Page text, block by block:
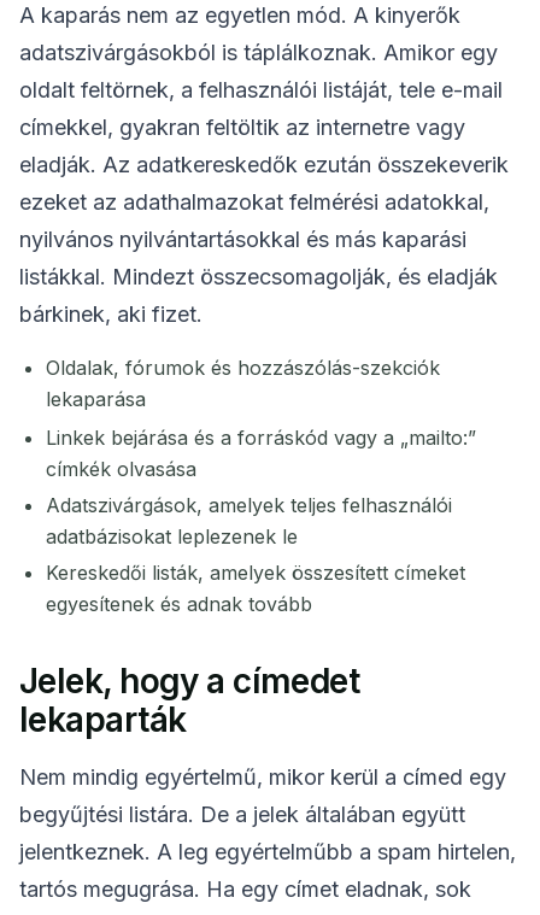
A kaparás nem az egyetlen mód. A kinyerők
adatszivárgásokból is táplálkoznak. Amikor egy
oldalt feltörnek, a felhasználói listáját, tele e-mail
címekkel, gyakran feltöltik az internetre vagy
eladják. Az adatkereskedők ezután összekeverik
ezeket az adathalmazokat felmérési adatokkal,
nyilvános nyilvántartásokkal és más kaparási
listákkal. Mindezt összecsomagolják, és eladják
bárkinek, aki fizet.
Oldalak, fórumok és hozzászólás-szekciók
lekaparása
Linkek bejárása és a forráskód vagy a „mailto:”
címkék olvasása
Adatszivárgások, amelyek teljes felhasználói
adatbázisokat leplezenek le
Kereskedői listák, amelyek összesített címeket
egyesítenek és adnak tovább
Jelek, hogy a címedet
lekaparták
Nem mindig egyértelmű, mikor kerül a címed egy
begyűjtési listára. De a jelek általában együtt
jelentkeznek. A leg egyértelműbb a spam hirtelen,
tartós megugrása. Ha egy címet eladnak, sok